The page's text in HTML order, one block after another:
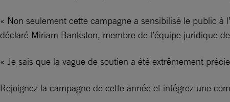
« Non seulement cette campagne a sensibilisé le public à
déclaré Miriam Bankston, membre de l’équipe juridique
« Je sais que la vague de soutien a été extrêmement
Rejoignez la campagne de cette année et intégrez une